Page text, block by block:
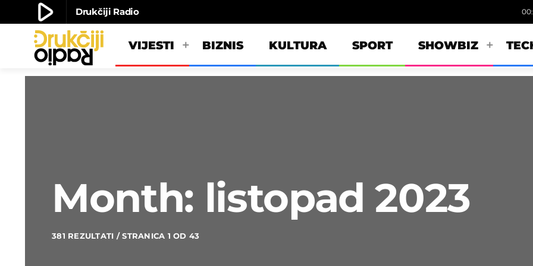
play_arrow Drukčiji Radio
play_arrow Drukčiji radioVIJESTI BIZNIS KULTURA SPORT SHOWBIZ
Month: listopad 2023
381 REZULTATI / STRANICA 1 OD 43